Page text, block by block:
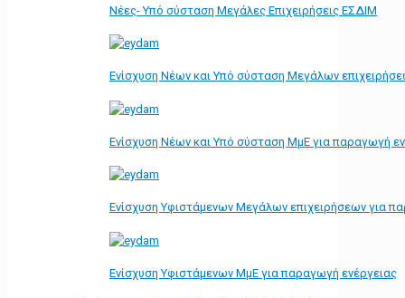
Νέες- Υπό σύσταση Μεγάλες Επιχειρήσεις ΕΣΔΙΜ
Ενίσχυση Νέων και Υπό σύσταση Μεγάλων
Ενίσχυση Νέων και Υπό σύσταση ΜμΕ για παραγωγή
Ενίσχυση Υφιστάμενων Μεγάλων επιχειρήσεων για
Ενίσχυση Υφιστάμενων ΜμΕ για παραγωγή ενέργειας